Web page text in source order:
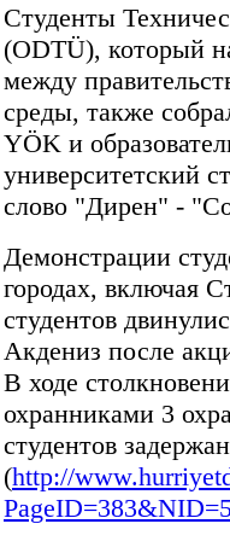
Студенты
(ODTÜ), который
между
среды, также
YÖK и
университетский
слово "Дирен" -
Демонстрации
городах, включая
студентов
Акдениз после
В ходе
охранниками 3
студентов
(http://